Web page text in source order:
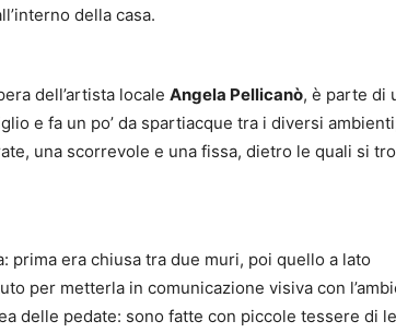
della casa.
dell’artista locale Angela Pellicanò, è parte di
e fa un po’ da spartiacque tra i diversi
una scorrevole e una fissa, dietro le quali si
prima era chiusa tra due muri, poi quello a lato
per metterla in comunicazione visiva con
delle pedate: sono fatte con piccole tessere di